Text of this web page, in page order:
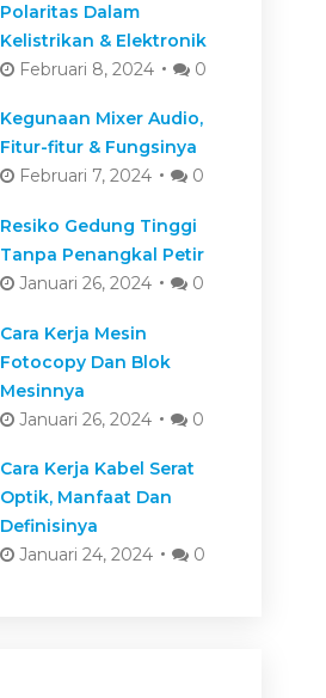
Polaritas Dalam
Kelistrikan & Elektronik
Februari 8, 2024
0
Kegunaan Mixer Audio,
Fitur-fitur & Fungsinya
Februari 7, 2024
0
Resiko Gedung Tinggi
Tanpa Penangkal Petir
Januari 26, 2024
0
Cara Kerja Mesin
Fotocopy Dan Blok
Mesinnya
Januari 26, 2024
0
Cara Kerja Kabel Serat
Optik, Manfaat Dan
Definisinya
Januari 24, 2024
0